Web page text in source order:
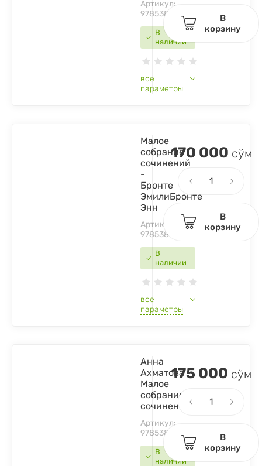
В
наличии
Артикул:
9785389081420
все
параметры
В
корзину
В
наличии
Малое
собрание
сочинений
-
Бронте
ЭмилиБронте
Энн
Артикул:
9785389155077
все
параметры
170 000 сўм
В
корзину
В
наличии
Анна
Ахматова
Малое
собрание
сочинений
Артикул:
9785389029477
175 000 сўм
В
корзину